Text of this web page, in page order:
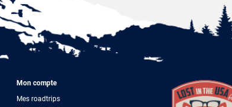
Mon compte
Mes roadtrips